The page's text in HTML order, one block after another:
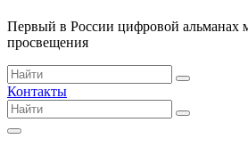
Первый в России цифровой альманах
просвещения
Контакты